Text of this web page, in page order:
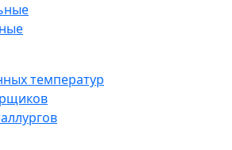
температур